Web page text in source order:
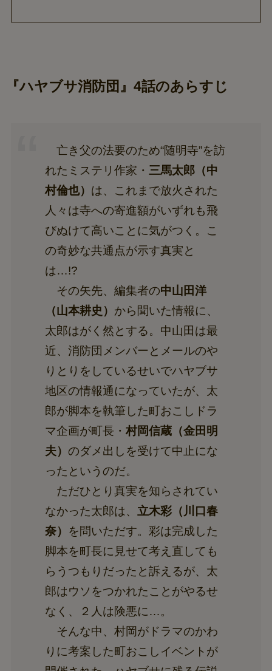
『ハヤブサ消防団』4話のあらすじ
亡き父の法要のため“随明寺”を訪
れたミステリ作家・三馬太郎（中
村倫也） は、これまで放火された
人々は寺への寄進額がいずれも飛
びぬけて高いことに気がつく。こ
の奇妙な共通点が示す真実と
は…!?
その矢先、編集者の中山田洋
（山本耕史） から聞いた情報に、
太郎はがく然とする。中山田は最
近、消防団メンバーとメールのや
りとりをしているせいでハヤブサ
地区の情報通になっていたが、太
郎が脚本を執筆した町おこしドラ
マ企画が町長・村岡信蔵（金田明
夫）のダメ出しを受けて中止にな
ったというのだ。
ただひとり真実を知らされてい
なかった太郎は、立木彩（川口春
奈） を問いただす。彩は完成した
脚本を町長に見せて考え直しても
らうつもりだったと訴えるが、太
郎はウソをつかれたことがやるせ
なく、２人は険悪に…。
そんな中、村岡がドラマのかわ
りに考案した町おこしイベントが